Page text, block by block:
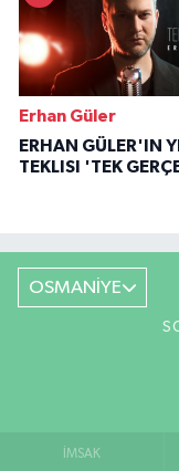
Erhan Güler
ERHAN GÜLER'IN
TEKLISI 'TEK
OSMANİYE
İMSAK